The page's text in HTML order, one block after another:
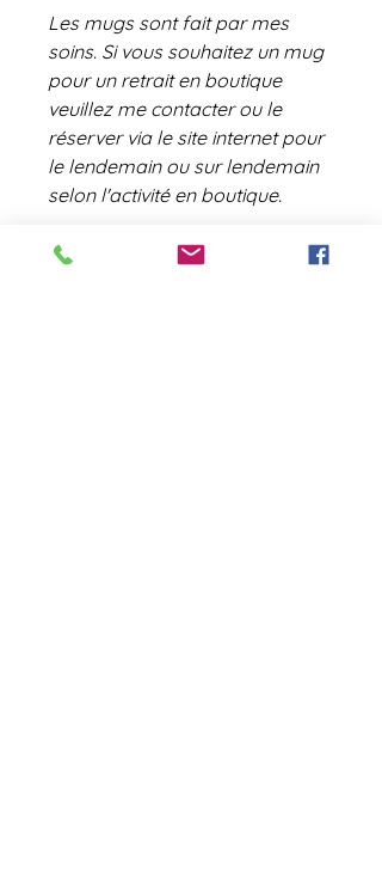
Les mugs sont fait par mes
soins. Si vous souhaitez un mug
pour un retrait en boutique
veuillez me contacter ou le
réserver via le site internet pour
le lendemain ou sur lendemain
selon l'activité en boutique.